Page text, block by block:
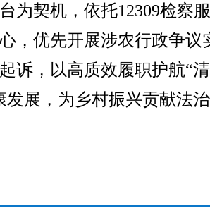
为契机，依托12309检察
，优先开展涉农行政争议
诉，以高质效履职护航“
发展，为乡村振兴贡献法